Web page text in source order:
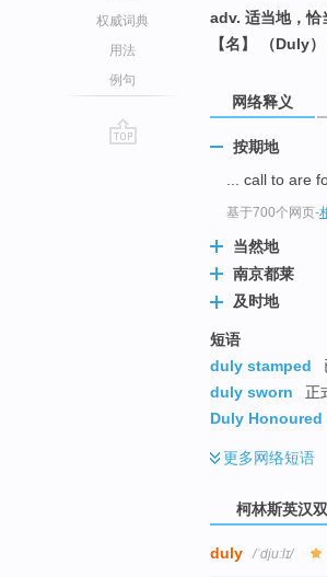
权威词典
用法
例句
adv. 适当地，恰
【名】 （Duly
网络释义
按期地
... call to are
基于700个网页-
当然地
南京都莱
及时地
短语
duly stamped
duly sworn
正
Duly Honoured
更多网络短语
柯林斯英汉
duly /ˈdjuːlɪ/